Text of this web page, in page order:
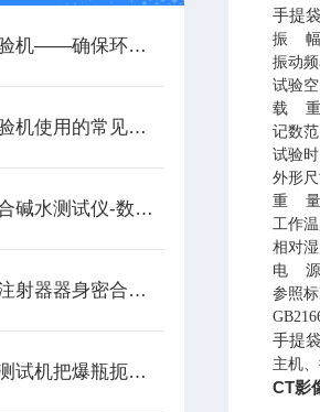
环保袋疲劳试验机——确保环保袋高质量的重要工具
环保袋疲劳试验机使用的常见问题有哪些？
玻璃耐沸腾混合碱水测试仪-数据可追溯
为什么要检测注射器器身密合性？注射器器身密合测试仪
玻璃瓶内压力测试机把爆瓶扼杀在摇篮里
手提
振
振动
试验
载
记数
试验
外形
重
工作
相对
电
参照
手提
主机
CT影